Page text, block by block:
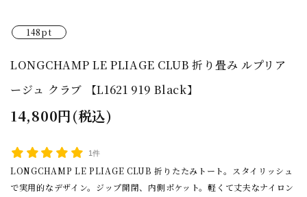
ようこそ ゲスト 様
148pt
LONGCHAMP LE PLIAGE CLUB 折り畳み ルプリア
ージュ クラブ 【L1621 919 Black】
14,800円(税込)
1件
LONGCHAMP LE PLIAGE CLUB 折りたたみトート。スタイリッシュ
で実用的なデザイン。ジップ開閉、内側ポケット。軽くて丈夫なナイロン